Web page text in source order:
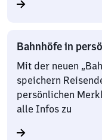
Bahnhöfe in
Mit der neuen
speichern
persönlichen
alle Infos zu